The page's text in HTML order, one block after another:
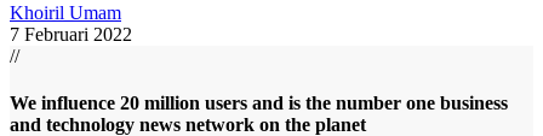
Khoiril Umam
7 Februari 2022
//
We influence 20 million users and is the number one business
and technology news network on the planet